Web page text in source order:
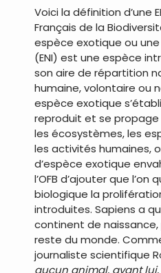
Voici la définition d’une
Français de la
espèce exotique ou
(ENI) est une espèce
son aire de répartition
humaine, volontaire ou
espèce exotique
reproduit et se
les écosystèmes, les
les activités humaines,
d’espèce exotique
l’OFB d’ajouter que l’on
biologique la
introduites. Sapiens a
continent de naissance,
reste du monde.
journaliste scientifique
aucun animal, avant lui,